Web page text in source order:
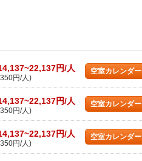
円/人
円/人)
空室カレンダー
円/人
円/人)
空室カレンダー
円/人
円/人)
空室カレンダー